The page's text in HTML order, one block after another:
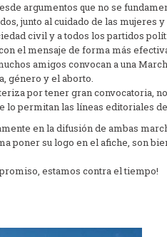
argumentos que no se
junto al cuidado de las mujeres
civil y a todos los partidos
el mensaje de forma más
amigos convocan a una
género y el aborto.
por tener gran convocatoria,
lo permitan las líneas editoriales de
en la difusión de ambas
poner su logo en el afiche, son
estamos contra el tiempo!